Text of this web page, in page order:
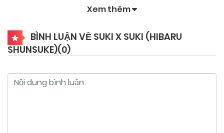
Chapter 16 05/11/2024
Chapter 15 05/11/2024
Xem thêm
BÌNH LUẬN VỀ SUKI X SUKI (HIBARU
SHUNSUKE)(0)